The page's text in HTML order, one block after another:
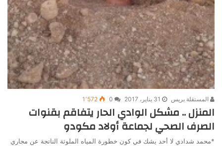
المستقلة بريس 31 يناير، 2017 0 1٬572
المنزل .. مشكل الوادي الحار يتفاقم بقنوات
الصرف الصحي لجماعة أولاد مكودو
*محمد شدادي لا أحد يشك في كون خطورة المياه الملوثة الناتجة عن مجاري